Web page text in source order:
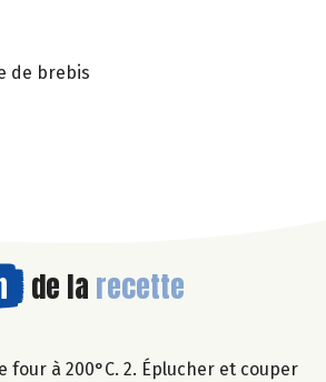
de brebis
de la recette
four à 200°C. 2. Éplucher et couper